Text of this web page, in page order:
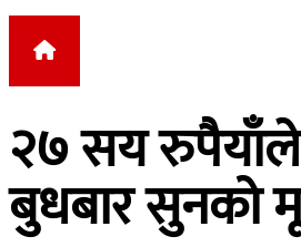
२७ सय
बुधबार सुनको